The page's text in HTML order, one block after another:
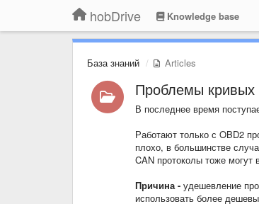
hobDrive Knowledge base
База знаний Articles
Проблемы кривых
В последнее время
Работают только с OBD2
плохо, в большинстве
CAN протоколы тоже
Причина - удешевление
использовать более